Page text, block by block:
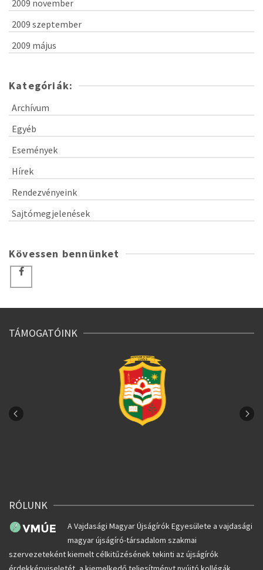
2009 november
2009 szeptember
2009 május
Kategóriák:
Archívum
Egyéb
Események
Hírek
Rendezvényeink
Sajtómegjelenések
Kövessen bennünket
TÁMOGATÓINK
RÓLUNK
A Vajdasági Magyar Újságírók Egyesülete a vajdasági
magyar újságíró-társadalom szakmai
szervezeteként kiemelt célkitűzésének tekinti az újságírók